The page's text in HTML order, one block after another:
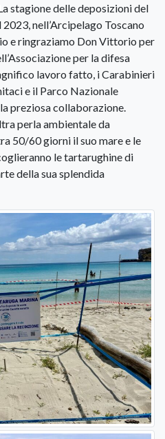
stagione delle deposizioni del
nell’Arcipelago Toscano
e ringraziamo Don Vittorio per
per la difesa
lavoro fatto, i Carabinieri
e il Parco Nazionale
preziosa collaborazione.
perla ambientale da
50/60 giorni il suo mare e le
le tartarughine di
della sua splendida